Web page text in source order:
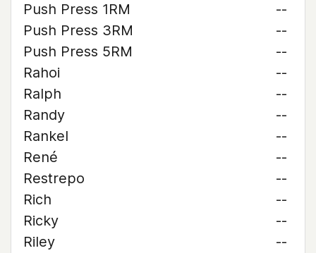
Push Press 1RM
--
Push Press 3RM
--
Push Press 5RM
--
Rahoi
--
Ralph
--
Randy
--
Rankel
--
René
--
Restrepo
--
Rich
--
Ricky
--
Riley
--